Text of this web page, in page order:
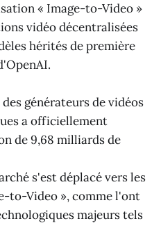
« Image-to-Video »
vidéo décentralisées
hérités de première
générateurs de vidéos
a officiellement
de 9,68 milliards de
s'est déplacé vers les
to-Video », comme l'ont
majeurs tels